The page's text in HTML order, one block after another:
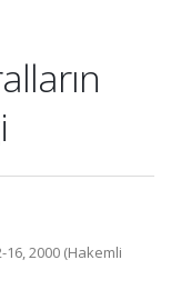
16, 2000 (Hakemli